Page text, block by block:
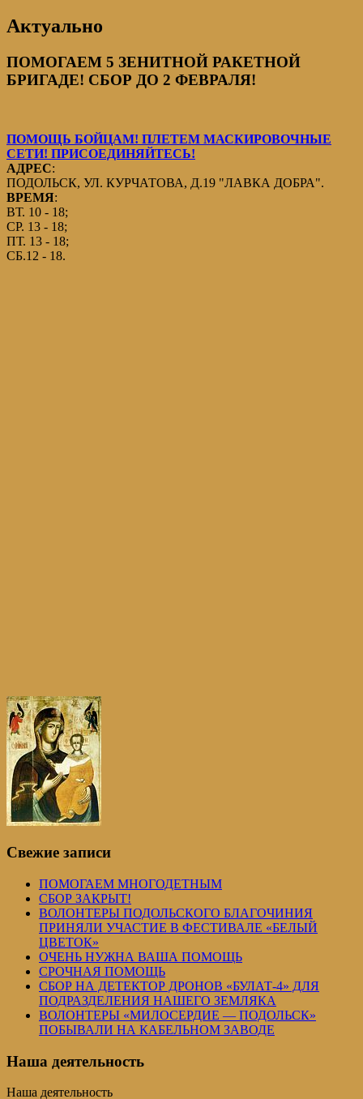
Актуально
ПОМОГАЕМ 5 ЗЕНИТНОЙ РАКЕТНОЙ
БРИГАДЕ! СБОР ДО 2 ФЕВРАЛЯ!
ПОМОЩЬ БОЙЦАМ! ПЛЕТЕМ МАСКИРОВОЧНЫЕ
СЕТИ! ПРИСОЕДИНЯЙТЕСЬ!
АДРЕС:
ПОДОЛЬСК, УЛ. КУРЧАТОВА, Д.19 "ЛАВКА ДОБРА".
ВРЕМЯ:
ВТ. 10 - 18;
СР. 13 - 18;
ПТ. 13 - 18;
СБ.12 - 18.
Свежие записи
ПОМОГАЕМ МНОГОДЕТНЫМ
СБОР ЗАКРЫТ!
ВОЛОНТЕРЫ ПОДОЛЬСКОГО БЛАГОЧИНИЯ
ПРИНЯЛИ УЧАСТИЕ В ФЕСТИВАЛЕ «БЕЛЫЙ
ЦВЕТОК»
ОЧЕНЬ НУЖНА ВАША ПОМОЩЬ
СРОЧНАЯ ПОМОЩЬ
СБОР НА ДЕТЕКТОР ДРОНОВ «БУЛАТ-4» ДЛЯ
ПОДРАЗДЕЛЕНИЯ НАШЕГО ЗЕМЛЯКА
ВОЛОНТЕРЫ «МИЛОСЕРДИЕ — ПОДОЛЬСК»
ПОБЫВАЛИ НА КАБЕЛЬНОМ ЗАВОДЕ
Наша деятельность
Наша деятельность